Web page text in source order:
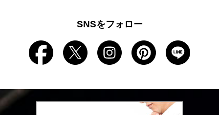
SNSをフォロー